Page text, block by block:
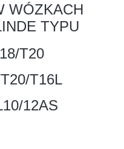
WÓZKACH
TYPU
T20
T16L
12AS